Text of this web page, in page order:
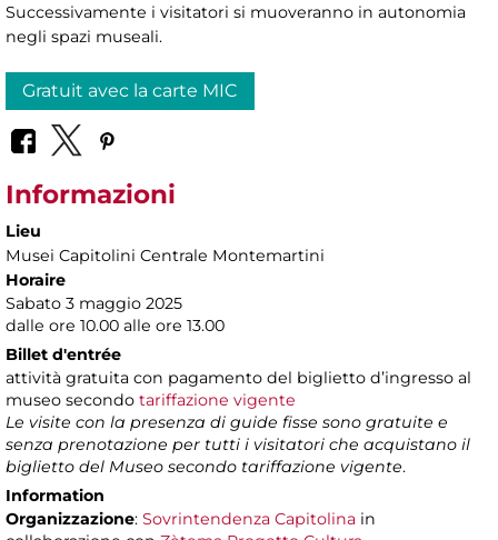
Successivamente i visitatori si muoveranno in autonomia
negli spazi museali.
Gratuit avec la carte MIC
Informazioni
Lieu
Musei Capitolini Centrale Montemartini
Horaire
Sabato 3 maggio 2025
dalle ore 10.00 alle ore 13.00
Billet d'entrée
attività gratuita con pagamento del biglietto d’ingresso al
museo secondo tariffazione vigente
Le visite con la presenza di guide fisse sono gratuite e
senza prenotazione per tutti i visitatori che acquistano il
biglietto del Museo secondo tariffazione vigente.
Information
Organizzazione: Sovrintendenza Capitolina in